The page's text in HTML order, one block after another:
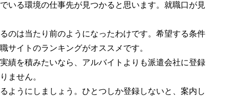
いる環境の仕事先が見つかると思います。就職口が見
のは当たり前のようになったわけです。希望する条件
サイトのランキングがオススメです。
績を積みたいなら、アルバイトよりも派遣会社に登録
ません。
ようにしましょう。ひとつしか登録しないと、案内し